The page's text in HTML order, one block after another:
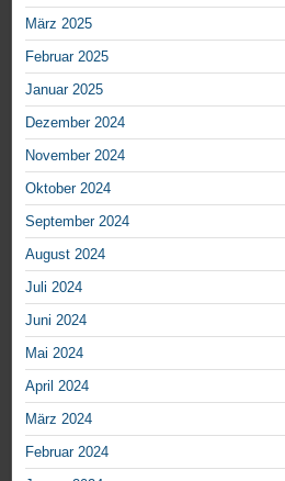
März 2025
Februar 2025
Januar 2025
Dezember 2024
November 2024
Oktober 2024
September 2024
August 2024
Juli 2024
Juni 2024
Mai 2024
April 2024
März 2024
Februar 2024